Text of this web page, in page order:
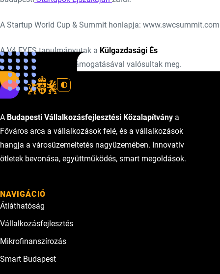
A Startup World Cup & Summit honlapja: www.swcsummit.com
A V4 EYES tanulmányutak a Külgazdasági És
Külügyminisztériu
m támogatásával valósultak meg.
A Budapesti Vállalkozásfejlesztési Közalapítvány a
Főváros arca a vállalkozások felé, és a vállalkozások
hangja a városüzemeltetés nagyüzemében. Innovatív
ötletek bevonása, együttműködés, smart megoldások.
NAVIGÁCIÓ
Átláthatóság
Vállalkozásfejlesztés
Mikrofinanszírozás
Smart Budapest